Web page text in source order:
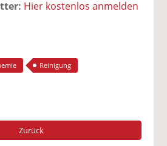
Hier kostenlos anmelden
Reinigung
Zurück